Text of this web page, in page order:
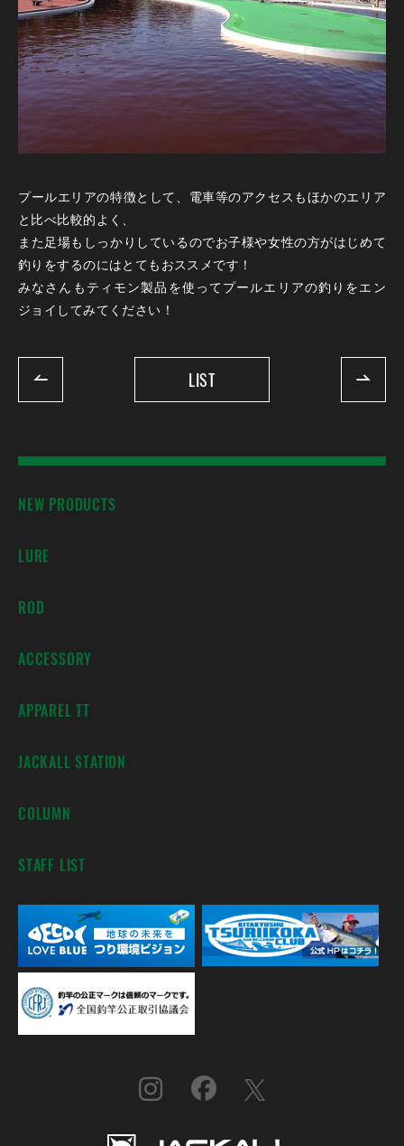
プールエリアの特徴として、電車等のアクセスもほかのエリア
と比べ比較的よく、
また足場もしっかりしているのでお子様や女性の方がはじめて
釣りをするのにはとてもおススメです！
みなさんもティモン製品を使ってプールエリアの釣りをエン
ジョイしてみてください！
LIST
NEW PRODUCTS
LURE
ROD
ACCESSORY
APPAREL TT
JACKALL STATION
COLUMN
STAFF LIST